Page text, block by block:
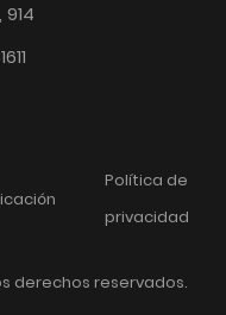
Política de
privacidad
derechos reservados.